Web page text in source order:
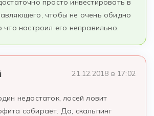
просто инвестировать в
чтобы не очень обидно
что настроил его неправильно.
21.12.2018 в 17:02
недостаток, лосей ловит
собирает. Да, скальпинг